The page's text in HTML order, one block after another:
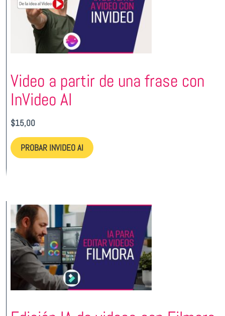
Video a partir de una frase con
InVideo AI
$15,00
PROBAR INVIDEO AI